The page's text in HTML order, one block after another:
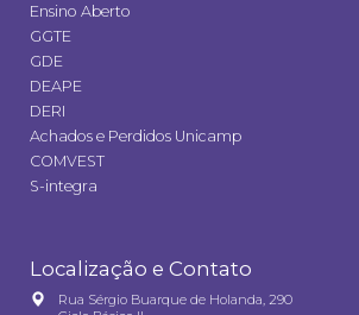
Ensino Aberto
GGTE
GDE
DEAPE
DERI
Achados e Perdidos Unicamp
COMVEST
S-integra
Localização e Contato
Rua Sérgio Buarque de Holanda, 290